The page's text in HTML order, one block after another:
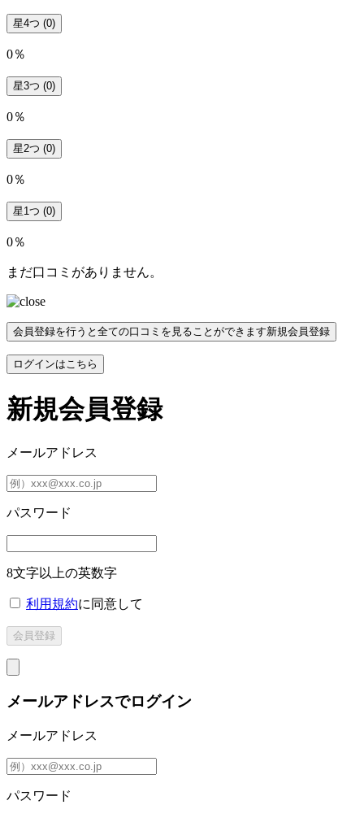
星4つ (0)
0％
星3つ (0)
0％
星2つ (0)
0％
星1つ (0)
0％
まだ口コミがありません。
会員登録を行うと全ての口コミを見ることができます新規会員登録
ログインはこちら
新規会員登録
メールアドレス
パスワード
8文字以上の英数字
利用規約に同意して
メールアドレスでログイン
メールアドレス
パスワード